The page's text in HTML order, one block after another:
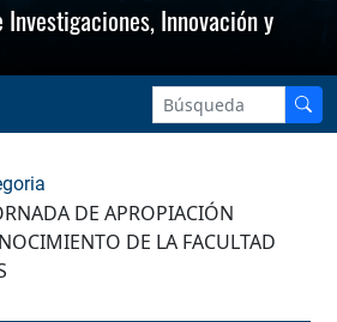
Innovación y
DE APROPIACIÓN
DE LA FACULTAD